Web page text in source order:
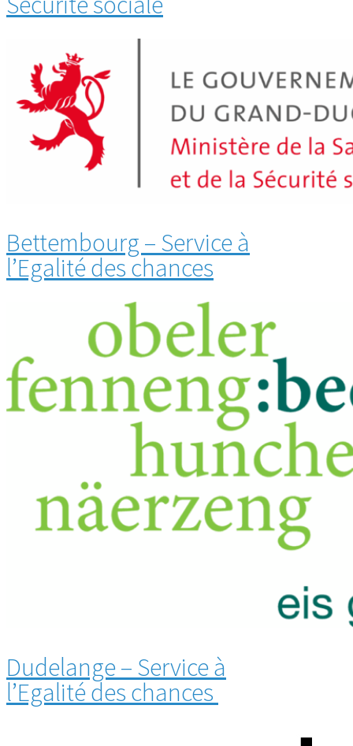
Bettembourg – Service à
l’Egalité des chances
Dudelange – Service à
l’Egalité des chances